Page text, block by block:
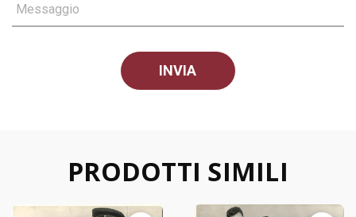
Messaggio
PRODOTTI SIMILI